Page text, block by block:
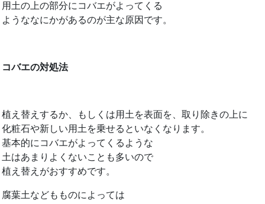
用土の上の部分にコバエがよってくる
ようななにかがあるのが主な原因です。
コバエの対処法
植え替えするか、もしくは用土を表面を、取り除きの上に
化粧石や新しい用土を乗せるといなくなります。
基本的にコバエがよってくるような
土はあまりよくないことも多いので
植え替えがおすすめです。
腐葉土などもものによっては